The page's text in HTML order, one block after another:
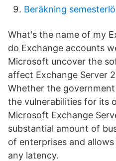
Beräkning
What's the name of my
do Exchange accounts
Microsoft uncover the
affect Exchange Server
Whether the
the vulnerabilities for its
Microsoft Exchange
substantial amount of
of enterprises and
any latency.